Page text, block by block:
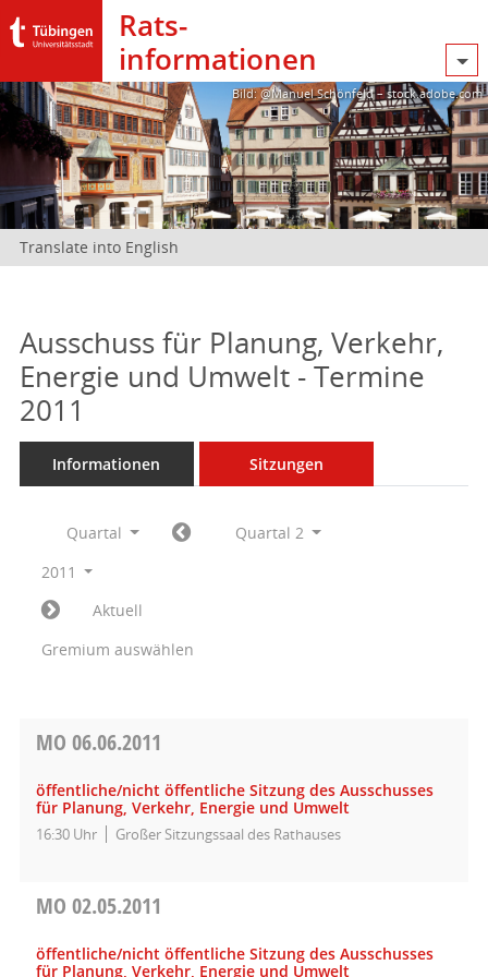
Rats­
informationen
Bild: @Manuel Schönfeld – stock.adobe.com
Translate into English
Ausschuss für Planung, Verkehr,
Energie und Umwelt - Termine
2011
Informationen Sitzungen
Quartal
Quartal 2
2011
Aktuell
Gremium auswählen
MO 06.06.2011
öffentliche/nicht öffentliche Sitzung des Ausschusses
für Planung, Verkehr, Energie und Umwelt
16:30 Uhr Großer Sitzungssaal des Rathauses
MO 02.05.2011
öffentliche/nicht öffentliche Sitzung des Ausschusses
für Planung, Verkehr, Energie und Umwelt